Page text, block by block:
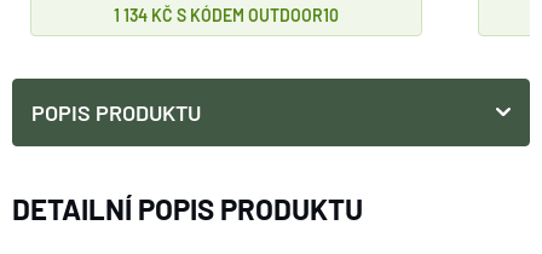
1 134 KČ OUTDOOR10
POPIS PRODUKTU
DETAILNÍ POPIS PRODUKTU